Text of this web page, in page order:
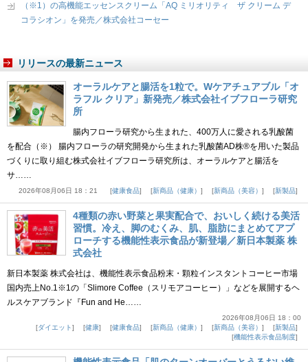
（※1）の高機能エッセンスクリーム「AQ ミリオリティ ザ クリーム デ
コラシオン」を発売／株式会社コーセー
リリースの最新ニュース
オーラルケアと腸活を1粒で。Wケアチュアブル「オ
ラフル クリア」新発売／株式会社イブフローラ研究
所
腸内フローラ研究から生まれた、400万人に愛される乳酸菌
を配合（※） 腸内フローラの研究開発から生まれた乳酸菌AD株®を用いた製品
づくりに取り組む株式会社イブフローラ研究所は、オーラルケアと腸活を
サ……
2026年08月06日 18：21 健康食品 新商品（健康） 新商品（美容） 新製品
4種類の赤い野菜と果実配合で、おいしく続ける美活
習慣。冷え、脚のむくみ、肌、脂肪にまとめてアプ
ローチする機能性表示食品が新登場／新日本製薬 株
式会社
新日本製薬 株式会社は、機能性表示食品粉末・顆粒インスタントコーヒー市場
国内売上No.1※1の「Slimore Coffee（スリモアコーヒー）」などを展開するヘ
ルスケアブランド『Fun and He……
2026年08月06日 18：00
ダイエット
健康 健康食品 新商品（健康） 新商品（美容）
新製品
機能性表示食品制度